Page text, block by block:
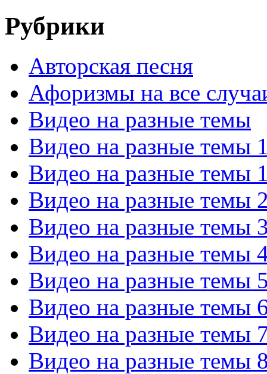
Рубрики
Авторская песня
Афоризмы на все
Видео на разные темы
Видео на разные темы
Видео на разные темы
Видео на разные темы
Видео на разные темы
Видео на разные темы
Видео на разные темы
Видео на разные темы
Видео на разные темы
Видео на разные темы